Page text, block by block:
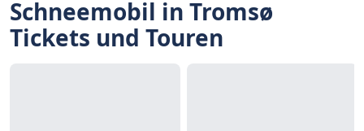
Schneemobil in Tromsø
Tickets und Touren